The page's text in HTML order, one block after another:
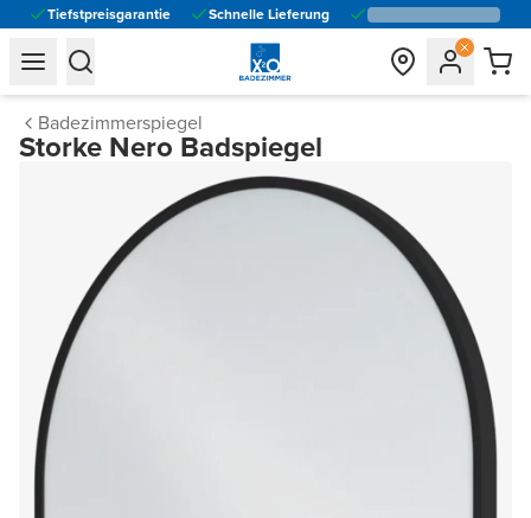
Tiefstpreisgarantie Schnelle Lieferung
general.navigation.toggle_menu.label
general.navigation.toggle_menu.label
Badezimmerspiegel
Storke Nero Badspiegel